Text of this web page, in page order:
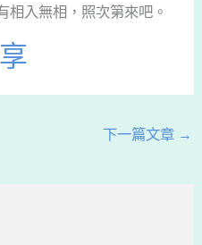
相入無相，照次第來吧。
下一篇文章 →